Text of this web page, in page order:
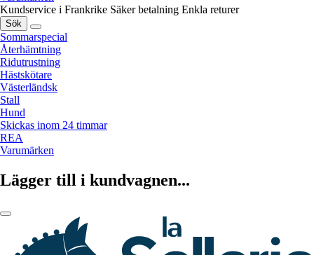
Kundservice i Frankrike Säker betalning Enkla returer
Sök
Sommarspecial
Återhämtning
Ridutrustning
Hästskötare
Västerländsk
Stall
Hund
Skickas inom 24 timmar
REA
Varumärken
Lägger till i kundvagnen...